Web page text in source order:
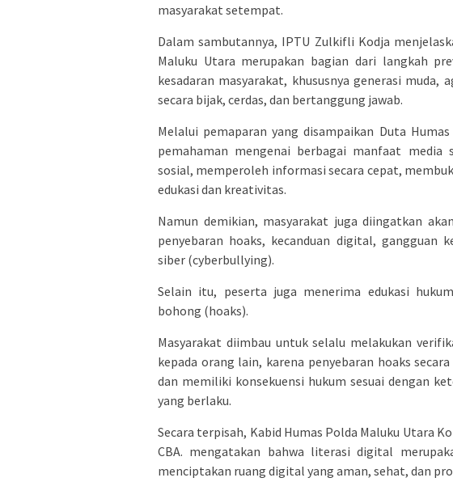
masyarakat setempat.
Dalam sambutannya, IPTU Zulkifli Kodja
Maluku Utara merupakan bagian dari langkah
kesadaran masyarakat, khususnya generasi muda,
secara bijak, cerdas, dan bertanggung jawab.
Melalui pemaparan yang disampaikan Duta
pemahaman mengenai berbagai manfaat
sosial, memperoleh informasi secara cepat,
edukasi dan kreativitas.
Namun demikian, masyarakat juga diingatkan
penyebaran hoaks, kecanduan digital, gangguan
siber (cyberbullying).
Selain itu, peserta juga menerima edukasi
bohong (hoaks).
Masyarakat diimbau untuk selalu melakukan
kepada orang lain, karena penyebaran hoaks
dan memiliki konsekuensi hukum sesuai dengan
yang berlaku.
Secara terpisah, Kabid Humas Polda Maluku Utara
CBA. mengatakan bahwa literasi digital
menciptakan ruang digital yang aman, sehat, dan